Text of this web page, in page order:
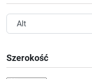
Szerokość